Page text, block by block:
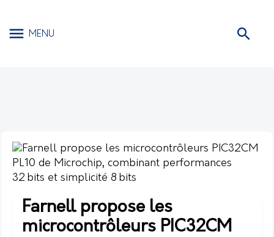
MENU
Farnell propose les
microcontrôleurs PIC32CM